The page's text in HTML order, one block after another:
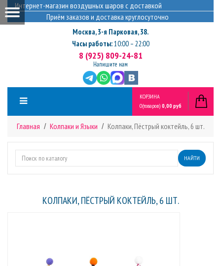
Интернет-магазин воздушных шаров с доставкой
Приём заказов и доставка круглосуточно
Москва,3-я Парковая, 38.
Часы работы:10:00 – 22:00
8 (925) 809-24-81
Напишите нам
КОРЗИНА
0(товаров) 0,00 руб
Главная Колпаки и Языки Колпаки, Пёстрый коктейль, 6 шт.
НАЙТИ
КОЛПАКИ, ПЁСТРЫЙ КОКТЕЙЛЬ, 6 ШТ.